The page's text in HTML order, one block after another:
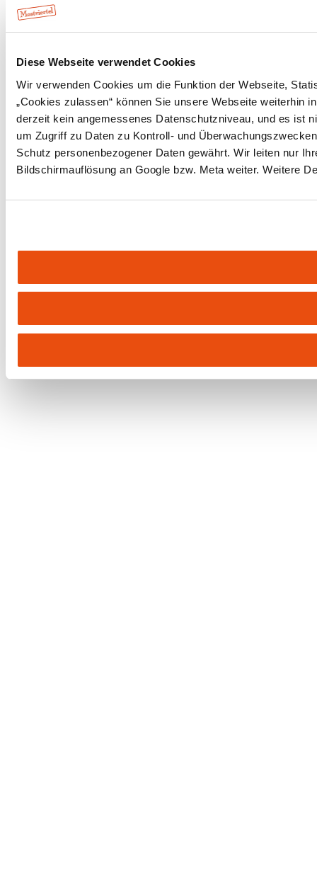
Diese Webseite verwendet Cookies
Wir verwenden Cookies um die Funktion der Webseite,
„Cookies zulassen“ können Sie unsere Webseite weiterhin
derzeit kein angemessenes Datenschutzniveau, und es ist
um Zugriff zu Daten zu Kontroll- und
Schutz personenbezogener Daten gewährt. Wir leiten nur
Bildschirmauflösung an Google bzw. Meta weiter. Weitere